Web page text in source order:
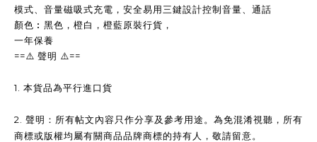
模式、音量磁吸式充電，安全易用三鍵設計控制音量、通話
顏色︰黑色，橙白，橙藍原裝行貨，
一年保養
==⚠️ 聲明 ⚠️==
1. 本貨品為平行進口貨
2. 聲明：所有帖文內容只作分享及參考用途。為免混淆視聽，所有
商標或版權均屬有關商品品牌商標的持有人，敬請留意。